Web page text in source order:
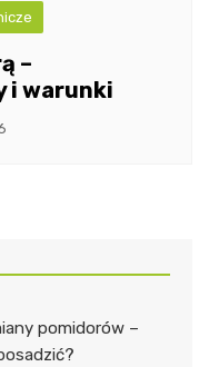
–
i warunki
pomidorów –